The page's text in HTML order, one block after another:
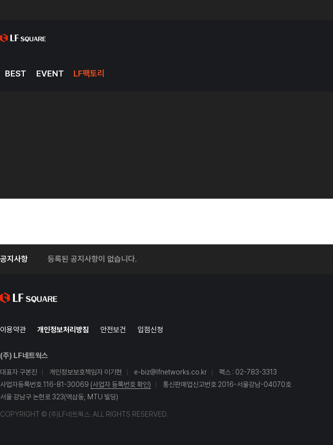
BEST EVENT LF팩토리
공지사항 등록된 공지사항이 없습니다.
이용약관 개인정보처리방침 안전보건 입점신청
(주) LF네트웍스
대표자 구본진 개인정보보호책임자 이기현 e-biz@lfnetworks.co.kr
팩스 : 02-783-3313
사업자등록번호 116-81-30069 (사업자 등록번호 확인)
통신판매업신고번호 2016-서울강남-04070호
서울 강남구 논현로 323(역삼동, MTU 빌딩)
COPYRIGHT © (주)LF네트웍스. ALL RIGHTS RESERVED.